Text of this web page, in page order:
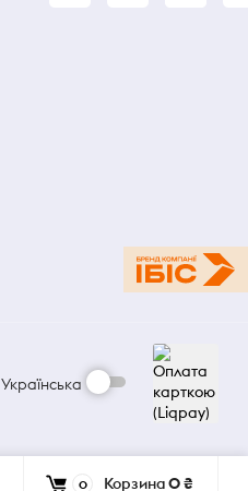
Українська
0 Корзина0 ₴